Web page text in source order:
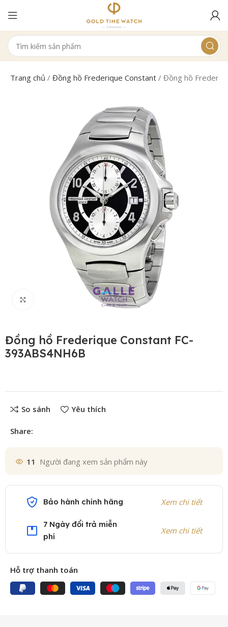
Trang chủ /Đồng hồ Frederique Constant /Đồng hồ
Đồng hồ Frederique Constant FC-
393ABS4NH6B
So sánh Yêu thích
Share:
11 Người đang xem sản phẩm này
Bảo hành chính hãng Xem chi tiết
7 Ngày đổi trả miễn
phí
Xem chi tiết
Hỗ trợ thanh toán